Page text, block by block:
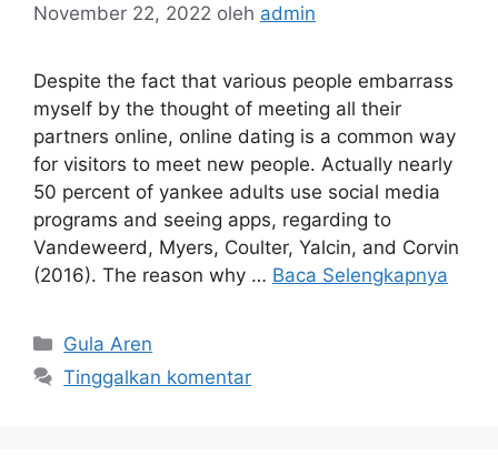
November 22, 2022 oleh admin
Despite the fact that various people embarrass
myself by the thought of meeting all their
partners online, online dating is a common way
for visitors to meet new people. Actually nearly
50 percent of yankee adults use social media
programs and seeing apps, regarding to
Vandeweerd, Myers, Coulter, Yalcin, and Corvin
(2016). The reason why … Baca Selengkapnya
Gula Aren
Tinggalkan komentar